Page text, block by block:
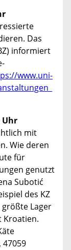
Das
informiert
www.uni-
Uhr
mit
Wie deren
für
genutzt
Subotić
des KZ
größte Lager
Kroatien.